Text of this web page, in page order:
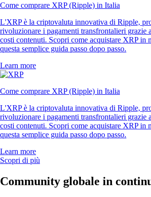
Come comprare XRP (Ripple) in Italia
L'XRP è la criptovaluta innovativa di Ripple,
rivoluzionare i pagamenti transfrontalieri grazie
costi contenuti. Scopri come acquistare XRP in
questa semplice guida passo dopo passo.
Learn more
Come comprare XRP (Ripple) in Italia
L'XRP è la criptovaluta innovativa di Ripple,
rivoluzionare i pagamenti transfrontalieri grazie
costi contenuti. Scopri come acquistare XRP in
questa semplice guida passo dopo passo.
Learn more
Scopri di più
Community globale in